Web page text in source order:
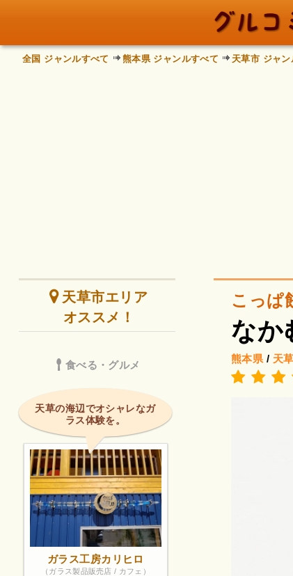
全国 ジャンルすべて 熊本県 ジャンルすべて 天草市 ジャン
こっぱ
なか
熊本県 / 天
天草市エリア
オススメ！
食べる・グルメ
天草の海辺でオシャレなガ
ラス体験を。
ガラス工房カリヒロ
（ガラス製品販売店 / カフェ）